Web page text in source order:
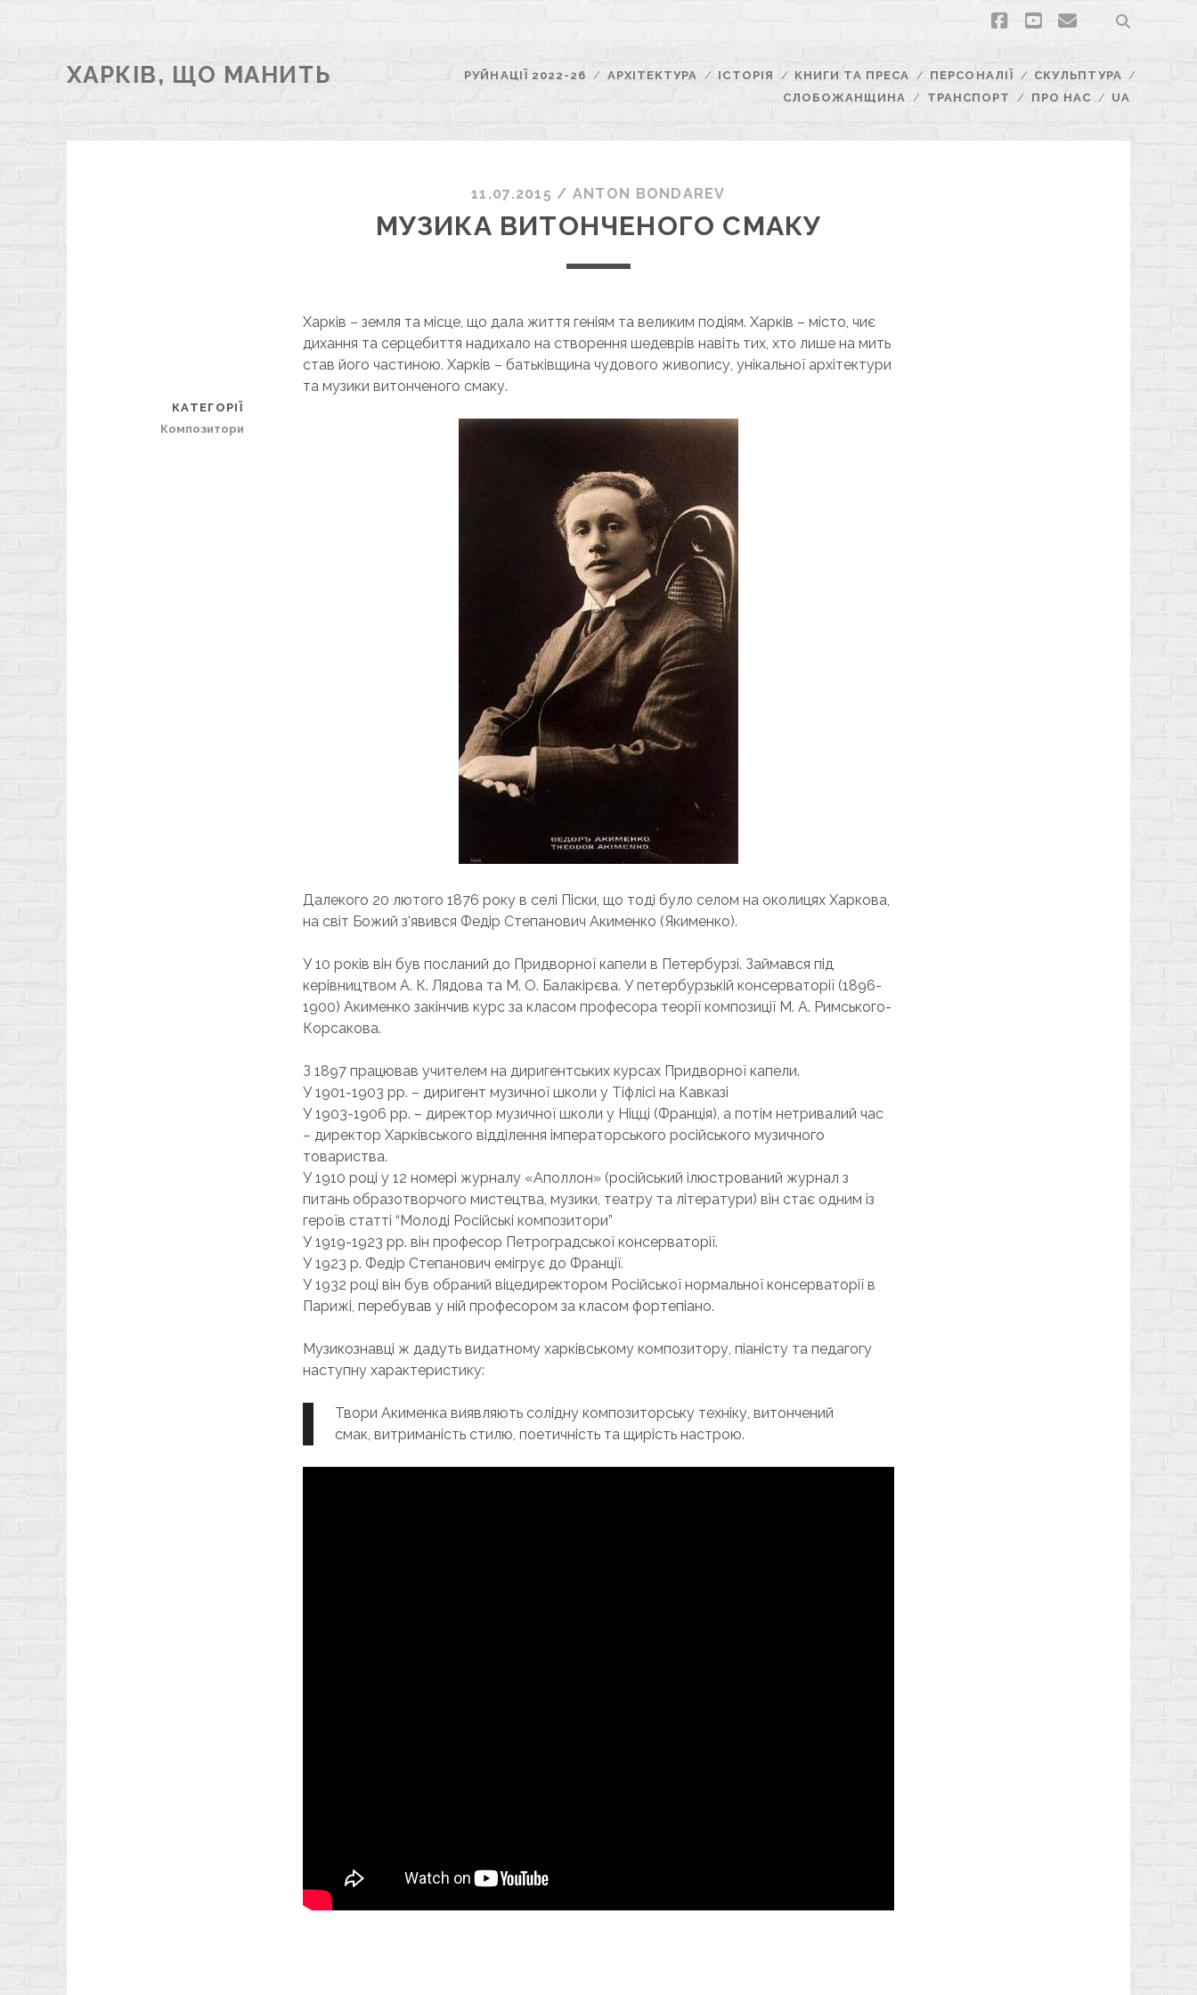
facebook
youtubeemail
ХАРКІВ, ЩО МАНИТЬ РУЙНАЦІЇ 2022-26 АРХІТЕКТУРА ІСТОРІЯ КНИГИ ТА ПРЕСА ПЕРСОНАЛІЇ
СКУЛЬПТУРА
СЛОБОЖАНЩИНА
ТРАНСПОРТ ПРО НАС UA
11.07.2015 / ANTON BONDAREV
МУЗИКА ВИТОНЧЕНОГО СМАКУ
Харків – земля та місце, що дала життя геніям та великим подіям. Харків – місто, чиє
дихання та серцебиття надихало на створення шедеврів навіть тих, хто лише на мить
став його частиною. Харків – батьківщина чудового живопису, унікальної архітектури
та музики витонченого смаку.
Далекого 20 лютого 1876 року в селі Піски, що тоді було селом на околицях Харкова,
на світ Божий з’явився Федір Степанович Акименко (Якименко).
У 10 років він був посланий до Придворної капели в Петербурзі. Займався під
керівництвом А. К. Лядова та М. О. Балакірєва. У петербурзькій консерваторії (1896-
1900) Акименко закінчив курс за класом професора теорії композиції М. А. Римського-
Корсакова.
З 1897 працював учителем на диригентських курсах Придворної капели.
У 1901-1903 pp. – диригент музичної школи у Тіфлісі на Кавказі
У 1903-1906 pp. – директор музичної школи у Ніцці (Франція), а потім нетривалий час
– директор Харківського відділення імператорського російського музичного
товариства.
У 1910 році у 12 номері журналу «Аполлон» (російський ілюстрований журнал з
питань образотворчого мистецтва, музики, театру та літератури) він стає одним із
героїв статті “Молоді Російські композитори”
У 1919-1923 pp. він професор Петроградської консерваторії.
У 1923 р. Федір Степанович емігрує до Франції.
У 1932 році він був обраний віцедиректором Російської нормальної консерваторії в
Парижі, перебував у ній професором за класом фортепіано.
Музикознавці ж дадуть видатному харківському композитору, піаністу та педагогу
наступну характеристику:
Твори Акименка виявляють солідну композиторську техніку, витончений
смак, витриманість стилю, поетичність та щирість настрою.
КАТЕГОРІЇ
Композитори